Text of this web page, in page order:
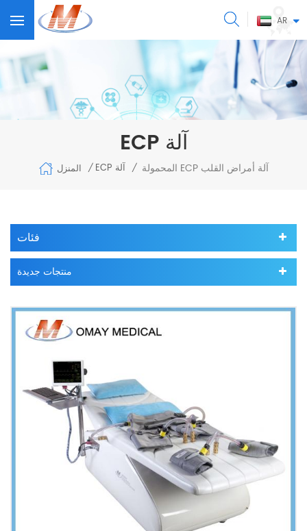
AR
ECP آلة
المنزل / ECP آلة / المحمولة ECP آلة أمراض القلب
فئات
منتجات جديدة